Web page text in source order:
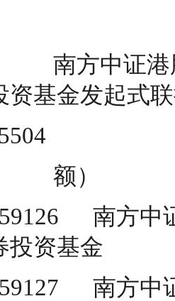
资基金发起式
025504
                    额）
南方
投资基金
南方